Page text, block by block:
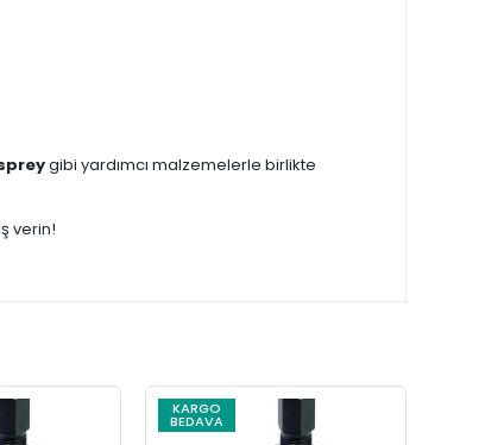
gibi yardımcı malzemelerle birlikte
verin!
KARGO
BEDAVA